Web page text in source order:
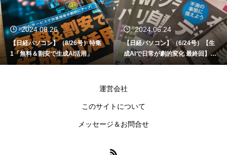
2024.06.24
【日経パソコン】（6/24号）【生
成AIで日常が劇的変化 最終回】 A
I時代のアプリケーション／サービ
2024.06.12
【書籍】ゼロからはじめる なるほ
ど！Copilot活用術（技術評論社）
運営会社
このサイトについて
メッセージ＆お問合せ